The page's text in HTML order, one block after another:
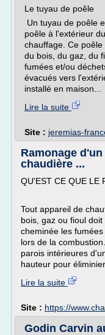
Le tuyau de poêle
Un tuyau de poêle
poêle à l'extérieur
chauffage. Ce
du bois, du gaz, du
fumées et/ou
évacués vers
installé en maison...
Lire la suite
Site : jeremias-
Ramonage
chaudière ...
QU'EST CE QUE LE
Tout appareil de
bois, gaz ou fioul
cheminée les
lors de la
parois intérieures
hauteur pour
Lire la suite
Site : https://
Godin Carvin